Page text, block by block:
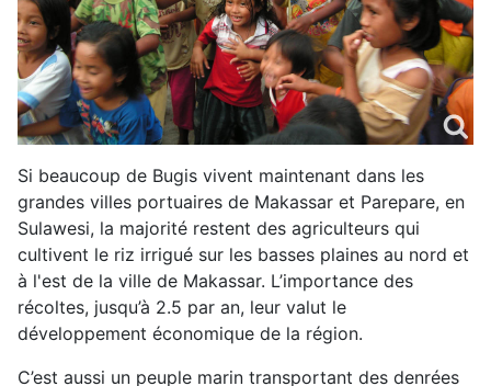
Si beaucoup de Bugis vivent maintenant dans les
grandes villes portuaires de Makassar et Parepare, en
Sulawesi, la majorité restent des agriculteurs qui
cultivent le riz irrigué sur les basses plaines au nord et
à l'est de la ville de Makassar. L’importance des
récoltes, jusqu’à 2.5 par an, leur valut le
développement économique de la région.
C’est aussi un peuple marin transportant des denrées